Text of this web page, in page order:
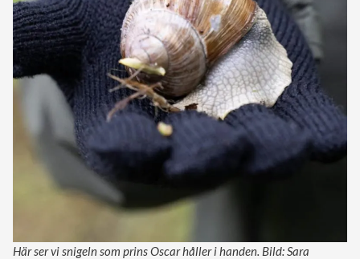
Här ser vi snigeln som prins Oscar håller i handen. Bild: Sara